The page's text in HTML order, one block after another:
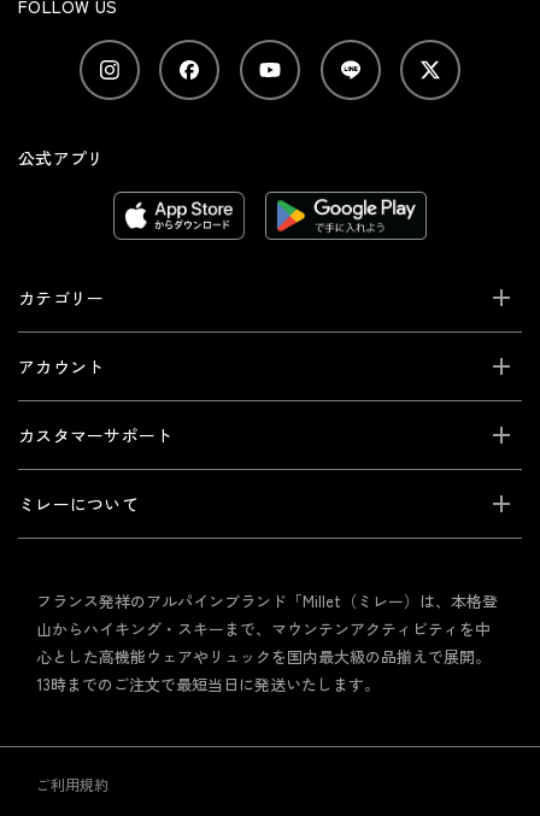
FOLLOW US
公式アプリ
カテゴリー
アカウント
カスタマーサポート
ミレーについて
フランス発祥のアルパインブランド「Millet（ミレー）は、本格登
山からハイキング・スキーまで、マウンテンアクティビティを中
心とした高機能ウェアやリュックを国内最大級の品揃えで展開。
13時までのご注文で最短当日に発送いたします。
ご利用規約